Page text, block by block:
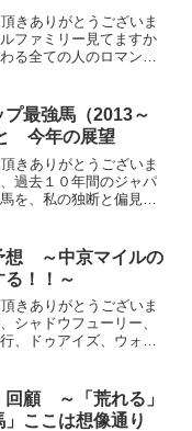
きありがとうございま
ファミリー見てますか
る全ての人のロマンが
を題材にしたドラマを
。年末ま...
プ最強馬（2013～
今年の展望
きありがとうございま
過去１０年間のジャパ
を、私の独断と偏見で
馬といっても過言では
んね。...
～中京マイルの
！！～
きありがとうございま
シャドウフューリー、
、ドゥアイズ、ウォー
し、追込みにまわる可
れませ...
顧 ～「荒れる」
」ここは想像通り